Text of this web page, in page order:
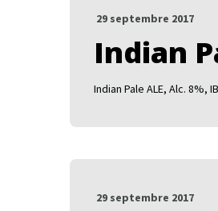
29 septembre 2017
Indian
Indian Pale ALE, Alc. 8%,
29 septembre 2017